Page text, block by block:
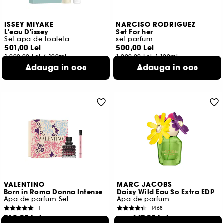
ISSEY MIYAKE
L'eau D'issey
Set apa de toaleta
501,00 Lei
1.002,00 Lei /100ml
Adauga in cos
NARCISO RODRIGUEZ
Set For her
set parfum
500,00 Lei
1.000,00 Lei /100ml
Adauga in cos
VALENTINO
Born in Roma Donna Intense
Apa de parfum Set
1
765,00 Lei
MARC JACOBS
Daisy Wild Eau So Extra EDP
Apa de parfum
1468
De la 447,00 Lei